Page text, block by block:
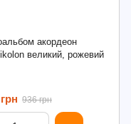
акордеон
великий, рожевий
936 грн